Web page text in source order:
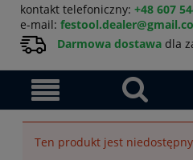
kontakt telefoniczny: +48 607
e-mail:
Darmowa dostawa dla
Ten produkt jest